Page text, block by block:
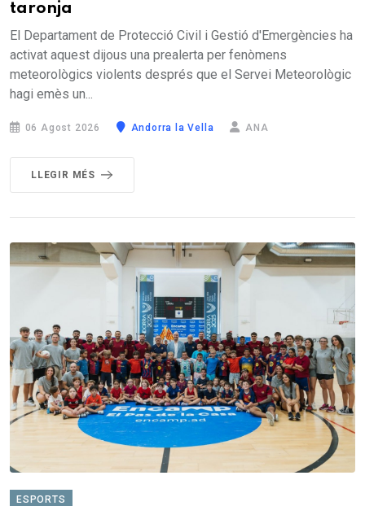
taronja
El Departament de Protecció Civil i Gestió d'Emergències ha
activat aquest dijous una prealerta per fenòmens
meteorològics violents després que el Servei Meteorològic
hagi emès un...
06 Agost 2026 Andorra la Vella ANA
LLEGIR MÉS
ESPORTS